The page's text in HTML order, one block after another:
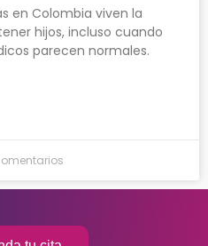
en Colombia viven la
hijos, incluso cuando
parecen normales.